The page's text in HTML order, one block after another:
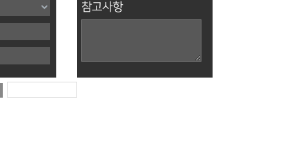
참고사항